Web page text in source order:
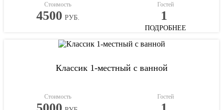
Стоимость
4500 РУБ.
Гостей
1
ПОДРОБНЕЕ
Классик 1-местный с ванной
Стоимость Гостей